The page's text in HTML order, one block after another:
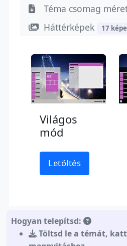
Téma csomag
Háttérképek 17
Világos
mód
Letöltés
Hogyan telepítsd:
Töltsd le a témát,